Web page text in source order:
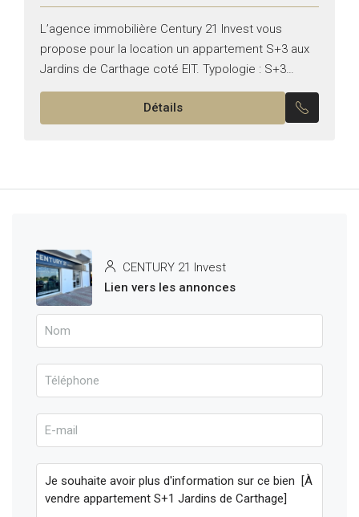
L’agence immobilière Century 21 Invest vous
propose pour la location un appartement S+3 aux
Jardins de Carthage coté EIT. Typologie : S+3
Superficie : 190 m² Il se compose de : –...
Détails
CENTURY 21 Invest
Lien vers les annonces